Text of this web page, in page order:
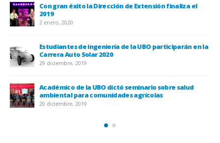
Con gran éxito la Dirección de Extensión finaliza el
2019
2 enero, 2020
Estudiantes de ingeniería de la UBO participarán en la
Carrera Auto Solar 2020
29 diciembre, 2019
Académico de la UBO dictó seminario sobre salud
ambiental para comunidades agrícolas
20 diciembre, 2019